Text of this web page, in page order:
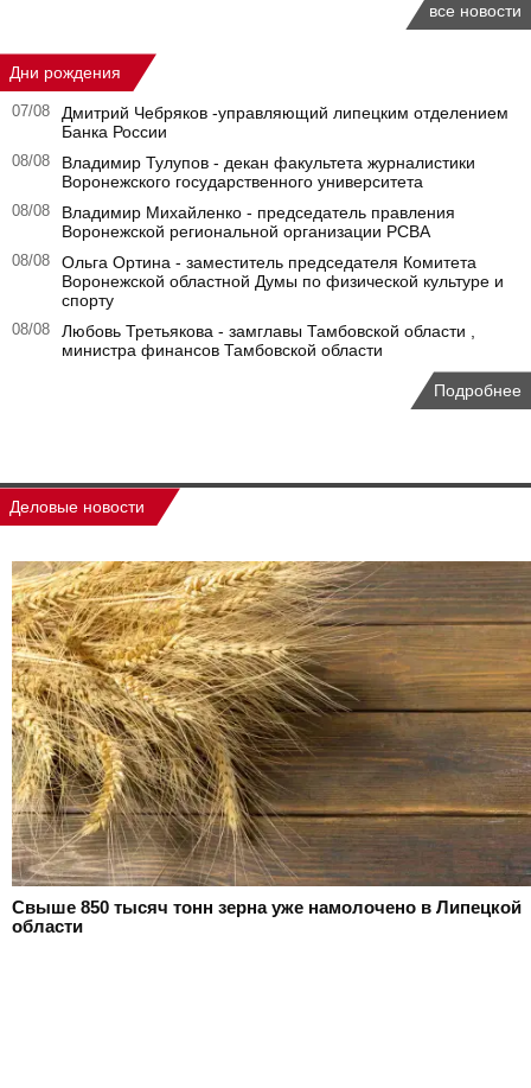
все новости
Дни рождения
07/08
Дмитрий Чебряков -управляющий липецким отделением
Банка России
08/08
Владимир Тулупов - декан факультета журналистики
Воронежского государственного университета
08/08
Владимир Михайленко - председатель правления
Воронежской региональной организации РСВА
08/08
Ольга Ортина - заместитель председателя Комитета
Воронежской областной Думы по физической культуре и
спорту
08/08
Любовь Третьякова - замглавы Тамбовской области ,
министра финансов Тамбовской области
Подробнее
Деловые новости
Свыше 850 тысяч тонн зерна уже намолочено в Липецкой
области